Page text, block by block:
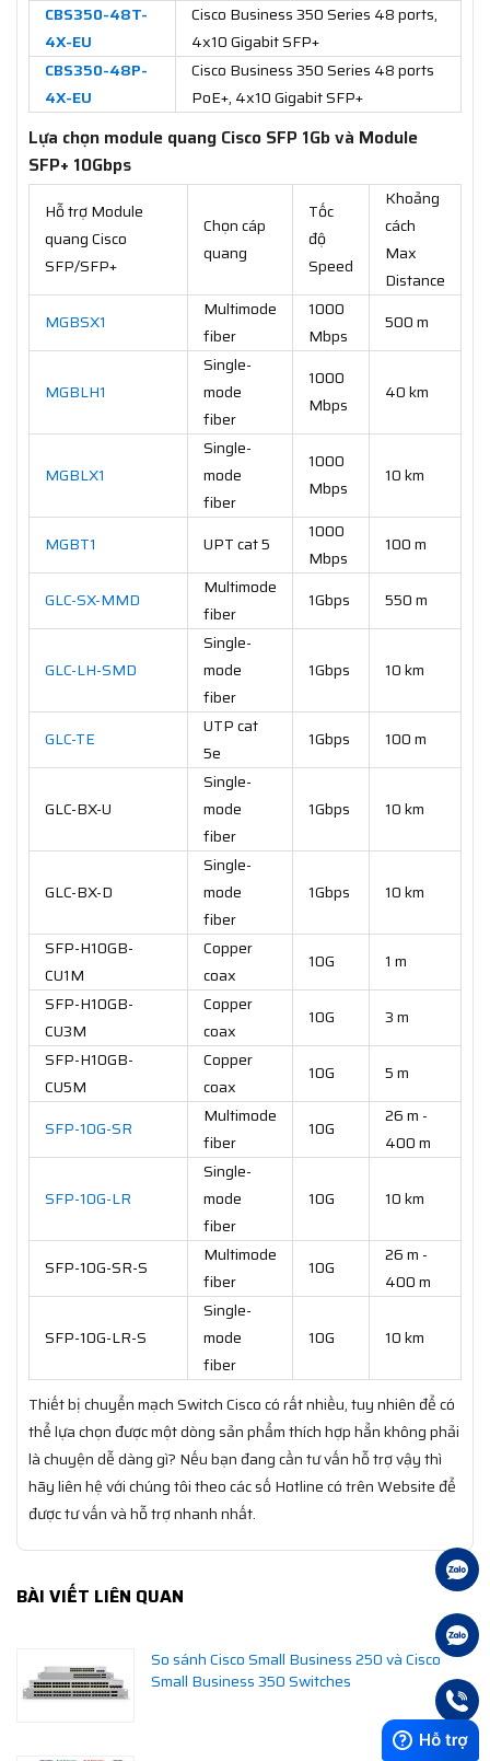
CBS350-48T-
4X-EU
Cisco Business 350 Series 48 ports,
4x10 Gigabit SFP+
CBS350-48P-
4X-EU
Cisco Business 350 Series 48 ports
PoE+, 4x10 Gigabit SFP+
Lựa chọn module quang Cisco SFP 1Gb và Module
SFP+ 10Gbps
Hỗ trợ Module
quang Cisco
SFP/SFP+
Chọn cáp
quang
Tốc
độ
Speed
Khoảng
cách
Max
Distance
MGBSX1
Multimode
fiber
1000
Mbps
500 m
MGBLH1
Single-
mode
fiber
1000
Mbps
40 km
MGBLX1
Single-
mode
fiber
1000
Mbps
10 km
MGBT1 UPT cat 5
1000
Mbps
100 m
GLC-SX-MMD
Multimode
fiber
1Gbps 550 m
GLC-LH-SMD
Single-
mode
fiber
1Gbps 10 km
GLC-TE
UTP cat
5e
1Gbps 100 m
GLC-BX-U
Single-
mode
fiber
1Gbps 10 km
GLC-BX-D
Single-
mode
fiber
1Gbps 10 km
SFP-H10GB-
CU1M
Copper
coax
10G
1 m
SFP-H10GB-
CU3M
Copper
coax
10G
3 m
SFP-H10GB-
CU5M
Copper
coax
10G 5 m
SFP-10G-SR
Multimode
fiber
10G
26 m -
400 m
SFP-10G-LR
Single-
mode
fiber
10G 10 km
SFP-10G-SR-S
Multimode
fiber
10G
26 m -
400 m
SFP-10G-LR-S
Single-
mode
fiber
10G 10 km
Thiết bị chuyển mạch Switch Cisco có rất nhiều, tuy nhiên để có
thể lựa chọn được một dòng sản phẩm thích hợp hẳn không phải
là chuyện dễ dàng gì? Nếu bạn đang cần tư vấn hỗ trợ vậy thì
hãy liên hệ với chúng tôi theo các số Hotline có trên Website để
được tư vấn và hỗ trợ nhanh nhất.
BÀI VIẾT LIÊN QUAN
So sánh Cisco Small Business 250 và Cisco
Small Business 350 Switches